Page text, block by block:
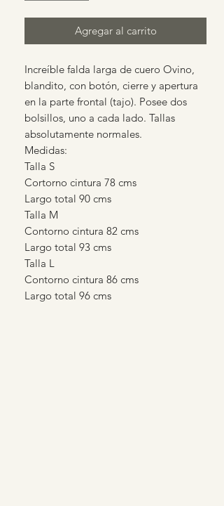
Agregar al carrito
Increíble falda larga de cuero Ovino,
blandito, con botón, cierre y apertura
en la parte frontal (tajo). Posee dos
bolsillos, uno a cada lado. Tallas
absolutamente normales.
Medidas:
Talla S
Cortorno cintura 78 cms
Largo total 90 cms
Talla M
Contorno cintura 82 cms
Largo total 93 cms
Talla L
Contorno cintura 86 cms
Largo total 96 cms